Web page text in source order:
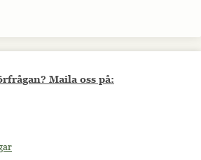
Maila oss på: